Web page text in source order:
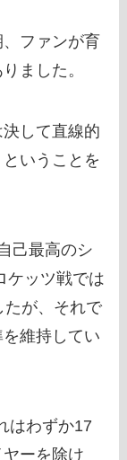
ファンが育
ました。
して直線的
いうことを
己最高のシ
ケッツ戦では
たが、それで
維持してい
はわずか17
ーを除け